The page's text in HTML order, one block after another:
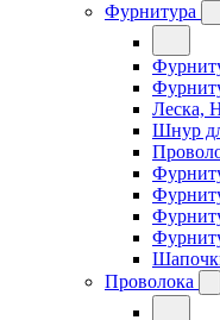
Фурнитура
Леска,
Шнур
Проволока